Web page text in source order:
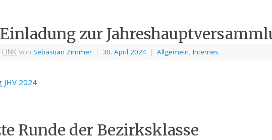
Einladung zur
LINK Von Sebastian Zimmer | 30. April 2024 | Allgemein, Internes
JHV 2024
Runde der Bezirksklasse